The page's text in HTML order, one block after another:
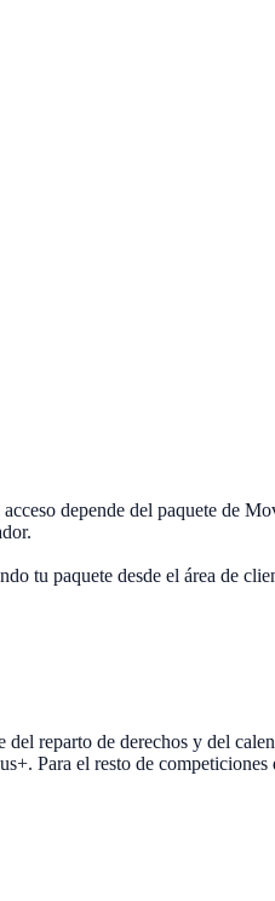
depende del paquete de
tu paquete desde el área de
reparto de derechos y del
Para el resto de